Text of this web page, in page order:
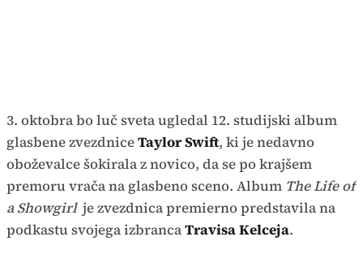
3. oktobra bo luč sveta ugledal 12. studijski album
glasbene zvezdniceTaylor Swift, ki je nedavno
oboževalce šokirala z novico, da se po krajšem
premoru vrača na glasbeno sceno. Album The Life of
a Showgirl je zvezdnica premierno predstavila na
podkastu svojega izbrancaTravisa Kelceja.